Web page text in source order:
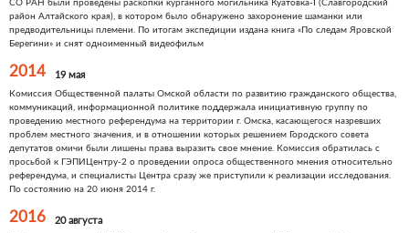
СО РАН были проведены раскопки курганного могильника Куатовка-I (Славгородский
район Алтайского края), в котором было обнаружено захоронение шаманки или
предводительницы племени. По итогам экспедиции издана книга «По следам Яровской
Берегини» и снят одноименный видеофильм
2014 19 мая
Комиссия Общественной палаты Омской области по развитию гражданского общества,
коммуникаций, информационной политике поддержала инициативную группу по
проведению местного референдума на территории г. Омска, касающегося назревших
проблем местного значения, и в отношении которых решением Городского совета
депутатов омичи были лишены права выразить свое мнение. Комиссия обратилась с
просьбой к ГЭПИЦентру-2 о проведении опроса общественного мнения относительно
референдума, и специалисты Центра сразу же приступили к реализации исследования.
По состоянию на 20 июня 2014 г.
2016 20 августа